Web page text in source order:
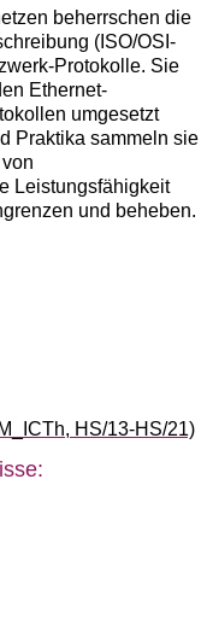
beherrschen die
(ISO/OSI-
Protokolle. Sie
Ethernet-
umgesetzt
Praktika sammeln sie
Leistungsfähigkeit
und beheben.
HS/13-HS/21)